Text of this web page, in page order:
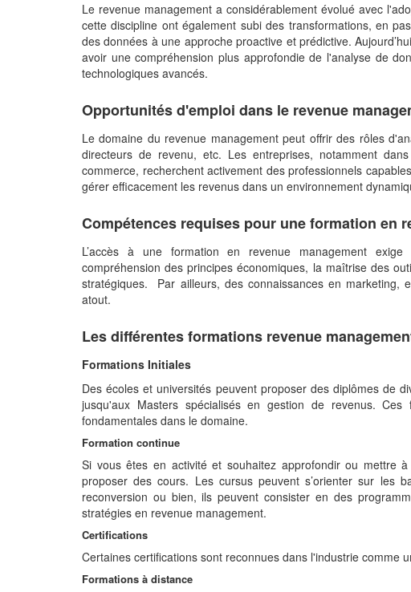
Le revenue management a considérablement évolué avec
cette discipline ont également subi des transformations, en
des données à une approche proactive et prédictive.
avoir une compréhension plus approfondie de l'analyse de
technologiques avancés.
Opportunités d'emploi dans le revenue
Le domaine du revenue management peut offrir des rôles
directeurs de revenu, etc. Les entreprises, notamment
commerce, recherchent activement des professionnels
gérer efficacement les revenus dans un environnement
Compétences requises pour une formation en
L’accès à une formation en revenue management
compréhension des principes économiques, la maîtrise des
stratégiques. Par ailleurs, des connaissances en
atout.
Les différentes formations revenue
Formations Initiales
Des écoles et universités peuvent proposer des diplômes de
jusqu'aux Masters spécialisés en gestion de revenus. Ces
fondamentales dans le domaine.
Formation continue
Si vous êtes en activité et souhaitez approfondir ou mettre
proposer des cours. Les cursus peuvent s’orienter sur les
reconversion ou bien, ils peuvent consister en des
stratégies en revenue management.
Certifications
Certaines certifications sont reconnues dans l'industrie comme
Formations à distance